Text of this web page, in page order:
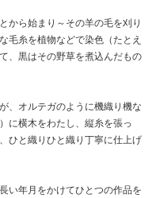
から始まり～その羊の毛を刈り
毛糸を植物などで染色（たとえ
、黒はその野草を煮込んだもの
、オルテガのように機織り機な
に横木をわたし、縦糸を張っ
ひと織りひと織り丁寧に仕上げ
い年月をかけてひとつの作品を